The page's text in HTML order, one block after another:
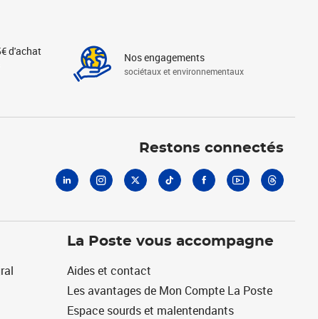
d'achat Nos engagements
sociétaux et environnementaux
Restons connectés
La Poste vous accompagne
Aides et contact
Les avantages de Mon Compte La Poste
Espace sourds et malentendants